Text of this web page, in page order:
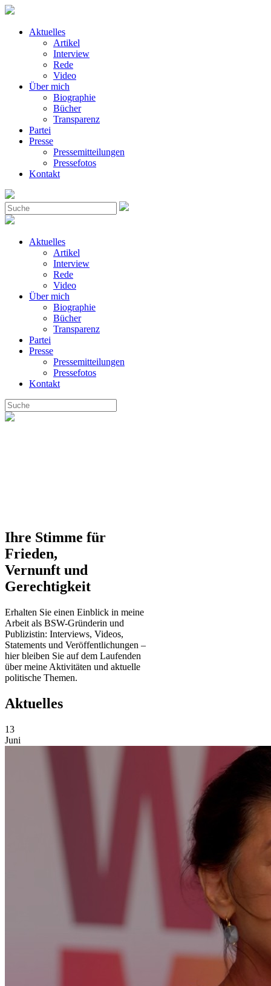
Aktuelles
Artikel
Interview
Rede
Video
Über mich
Biographie
Bücher
Transparenz
Partei
Presse
Pressemitteilungen
Pressefotos
Kontakt
Aktuelles
Artikel
Interview
Rede
Video
Über mich
Biographie
Bücher
Transparenz
Partei
Presse
Pressemitteilungen
Pressefotos
Kontakt
Ihre Stimme für
Frieden,
Vernunft und
Gerechtigkeit
Erhalten Sie einen Einblick in meine
Arbeit als BSW-Gründerin und
Publizistin: Interviews, Videos,
Statements und Veröffentlichungen –
hier bleiben Sie auf dem Laufenden
über meine Aktivitäten und aktuelle
politische Themen.
Aktuelles
13
Juni